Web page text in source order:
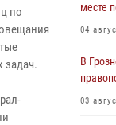
по
задач.
месте
04
В
03